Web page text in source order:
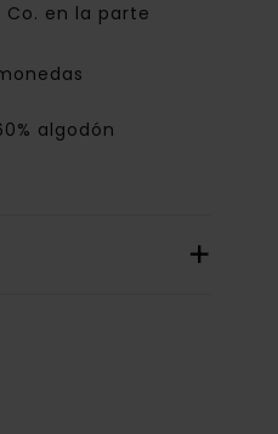
Co. en la parte
algodón